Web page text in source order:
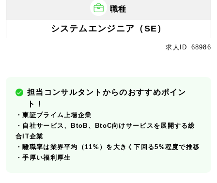
職種
システムエンジニア（SE）
求人ID 68986
担当コンサルタントからのおすすめポイン
ト！
・東証プライム上場企業
・自社サービス、BtoB、BtoC向けサービスを展開する総
合IT企業
・離職率は業界平均（11%）を大きく下回る5%程度で推移
・手厚い福利厚生